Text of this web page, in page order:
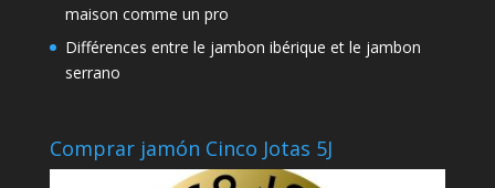
maison comme un pro
Différences entre le jambon ibérique et le jambon
serrano
Comprar jamón Cinco Jotas 5J